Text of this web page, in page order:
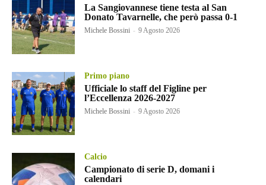
La Sangiovannese tiene testa al San
Donato Tavarnelle, che però passa 0-1
Michele Bossini - 9 Agosto 2026
Primo piano
Ufficiale lo staff del Figline per
l’Eccellenza 2026-2027
Michele Bossini - 9 Agosto 2026
Calcio
Campionato di serie D, domani i
calendari